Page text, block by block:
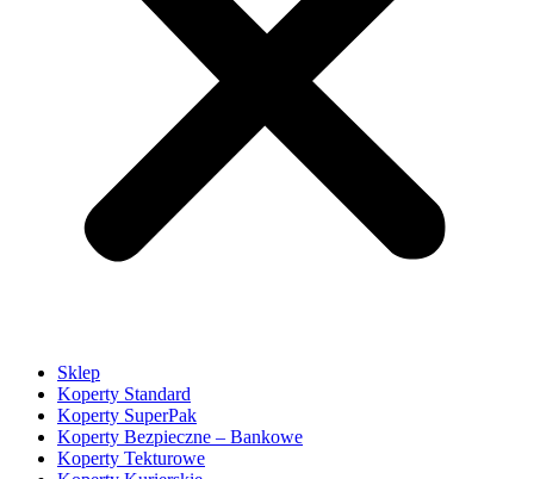
Sklep
Koperty Standard
Koperty SuperPak
Koperty Bezpieczne – Bankowe
Koperty Tekturowe